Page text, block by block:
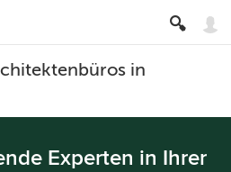
in
Experten in Ihrer